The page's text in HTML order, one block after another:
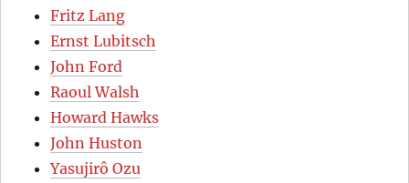
Fritz Lang
Ernst Lubitsch
John Ford
Raoul Walsh
Howard Hawks
John Huston
Yasujirô Ozu